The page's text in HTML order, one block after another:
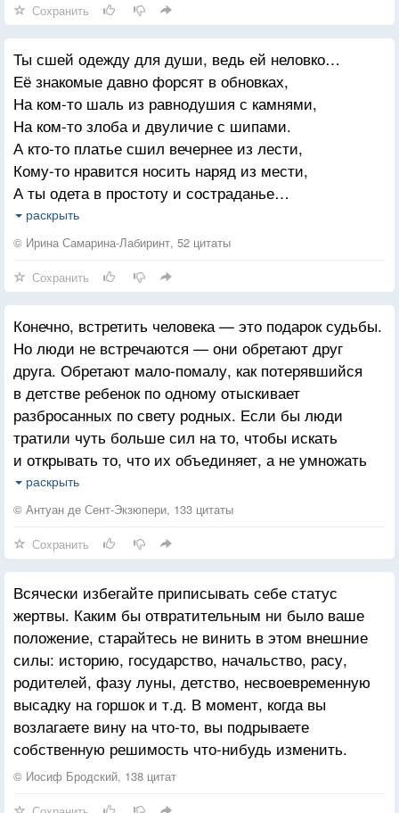
останется искрой во взгляде. Я буду хранить его
так, как в пещере огонь сохраняли укромные щели.
Я буду тебе, сын, хранителем детства, ему не
угаснуть, а только воскреснуть в любую погоду, в
любую минуту.
Пока я с тобой, я хранить его буду.
А годы тихо уплывают,
Соткав для нас вуаль морщин
Лишь сединой напоминают,
Что жизнь — одна!
И шанс — один!
Антракта нет на этой сцене,
И занавес нельзя закрыть
А время — поднимает цены
На право полноценно жить,
Как в детстве, быть самим собой,
Любить и тоже быть любимым
И - вознестись над суетой!
А счастлив тот, кто на рассвете.
Сумел однажды осознать,
Что жив!
Здоров! Что солнце светит!
И будет новый день опять!
Сохранить
Ты сшей одежду для души, ведь ей неловко…
Её знакомые давно форсят в обновках,
На ком-то шаль из равнодушия с камнями,
На ком-то злоба и двуличие с шипами.
А кто-то платье сшил вечернее из лести,
Кому-то нравится носить наряд из мести,
А ты одета в простоту и состраданье…
Они не в моде и остались без вниманья.
Ты в детстве платье из доверия любила.
Оно теперь трещит по швам и стало тесно,
Но зло и зависть для души не интересны…
Зачем пытаться не свою носить одежду?
Взамен сомнениям примерь к душе надежду.
Наряд из сплетен, как костюм для маскарада,
Фальшивых масок на душе совсем не надо…
Пусть лучше совесть, чем пустые обещанья,
Пусть лучше платье из любви и пониманья,
Чем мини-юбка, что из выгоды пошита…
А лучше душу оставляй совсем открытой.
Души наряд ты не спеши менять по моде.
Наряды душу, без сомненья, украшают.
Но без души одежда роли не играет…
раскрыть
© Ирина Самарина-Лабиринт, 52 цитаты
Сохранить
Конечно, встретить человека — это подарок судьбы.
Но люди не встречаются — они обретают друг
друга. Обретают мало-помалу, как потерявшийся
в детстве ребенок по одному отыскивает
разбросанных по свету родных. Если бы люди
тратили чуть больше сил на то, чтобы искать
и открывать то, что их объединяет, а не умножать
то, что их разделяет, — быть может, нам
удалось бы жить в мире.
раскрыть
© Антуан де Сент-Экзюпери, 133 цитаты
Сохранить
Всячески избегайте приписывать себе статус
жертвы. Каким бы отвратительным ни было ваше
положение, старайтесь не винить в этом внешние
силы: историю, государство, начальство, расу,
родителей, фазу луны, детство, несвоевременную
высадку на горшок и т.д. В момент, когда вы
возлагаете вину на что-то, вы подрываете
собственную решимость что-нибудь изменить.
© Иосиф Бродский, 138 цитат